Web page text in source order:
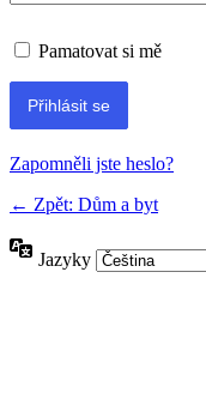
Pamatovat si mě
Alternative:
Zapomněli jste heslo?
← Zpět: Dům a byt
Jazyky